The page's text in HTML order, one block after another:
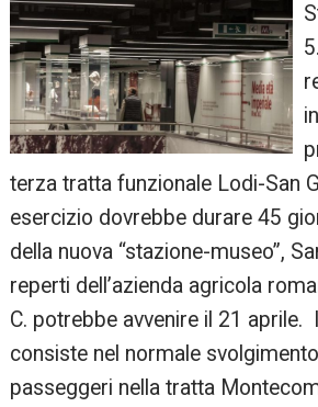
terza tratta funzionale Lodi-San
esercizio dovrebbe durare 45
della nuova “stazione-museo”,
reperti dell’azienda agricola
C. potrebbe avvenire il 21 aprile.
consiste nel normale
passeggeri nella tratta